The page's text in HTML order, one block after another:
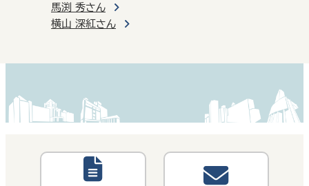
馬渕 秀さん
横山 深紅さん